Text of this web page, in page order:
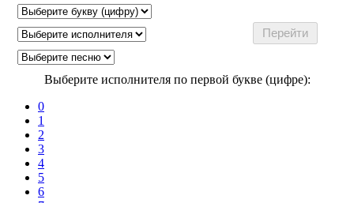
Выберите исполнителя по первой букве (цифре):
0
1
2
3
4
5
6